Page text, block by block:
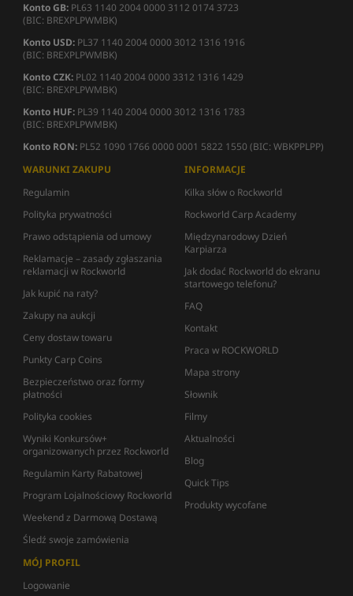
Konto GB: PL63 1140 2004 0000 3112 0174 3723
(BIC: BREXPLPWMBK)
Konto USD: PL37 1140 2004 0000 3012 1316 1916
(BIC: BREXPLPWMBK)
Konto CZK: PL02 1140 2004 0000 3312 1316 1429
(BIC: BREXPLPWMBK)
Konto HUF: PL39 1140 2004 0000 3012 1316 1783
(BIC: BREXPLPWMBK)
Konto RON: PL52 1090 1766 0000 0001 5822 1550 (BIC: WBKPPLPP)
WARUNKI ZAKUPU
Regulamin
Polityka prywatności
Prawo odstąpienia od umowy
Reklamacje – zasady zgłaszania
reklamacji w Rockworld
Jak kupić na raty?
Zakupy na aukcji
Ceny dostaw towaru
Punkty Carp Coins
Bezpieczeństwo oraz formy
płatności
Polityka cookies
Wyniki Konkursów+
organizowanych przez Rockworld
Regulamin Karty Rabatowej
Program Lojalnościowy Rockworld
Weekend z Darmową Dostawą
Śledź swoje zamówienia
INFORMACJE
Kilka słów o Rockworld
Rockworld Carp Academy
Międzynarodowy Dzień
Karpiarza
Jak dodać Rockworld do ekranu
startowego telefonu?
FAQ
Kontakt
Praca w ROCKWORLD
Mapa strony
Słownik
Filmy
Aktualności
Blog
Quick Tips
Produkty wycofane
MÓJ PROFIL
Logowanie